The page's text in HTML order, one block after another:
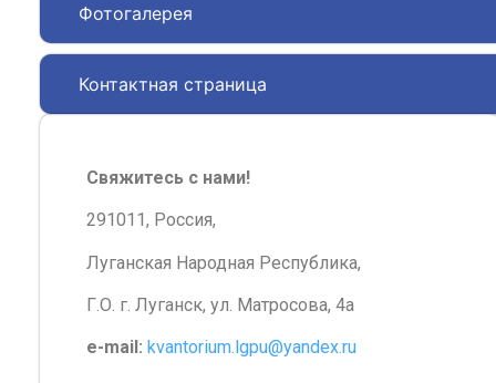
Фотогалерея
Контактная страница
Свяжитесь с нами!
291011, Россия,
Луганская Народная Республика,
Г.О. г. Луганск, ул. Матросова, 4а
e-mail: kvantorium.lgpu@yandex.ru